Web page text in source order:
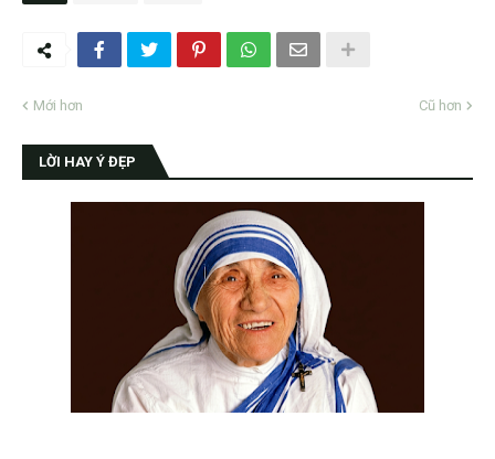
Mới hơn Cũ hơn
LỜI HAY Ý ĐẸP